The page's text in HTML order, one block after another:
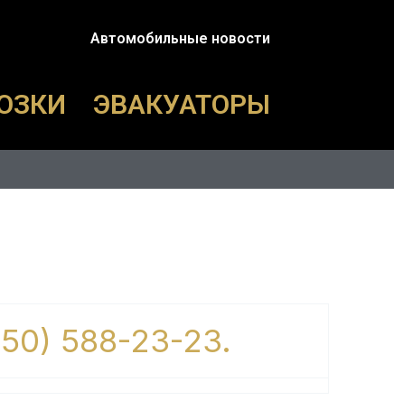
Автомобильные новости
ЭВАКУАТОРЫ
588-23-23.